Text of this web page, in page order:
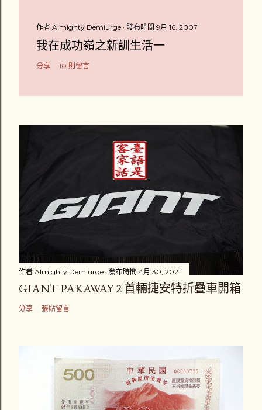
作者 Almighty Demiurge 發布時間 9月 16, 2007
我在成功嶺之新訓生活一
分享 10 則留言
作者 Almighty Demiurge 發布時間 4月 30, 2021
GIANT PAKAWAY 2 首輛捷安特折疊車開箱
分享 張貼留言